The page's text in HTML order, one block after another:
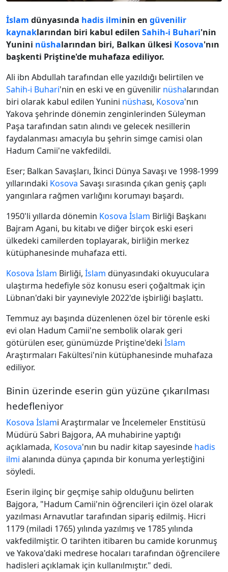
İslam dünyasında hadis ilminin en güvenilir
kaynaklarından biri kabul edilen Sahih-i Buhari'nin
Yunini nüshalarından biri, Balkan ülkesi Kosova'nın
başkenti Priştine'de muhafaza ediliyor.
Ali ibn Abdullah tarafından elle yazıldığı belirtilen ve
Sahih-i Buhari'nin en eski ve en güvenilir nüshalarından
biri olarak kabul edilen Yunini nüshası, Kosova'nın
Yakova şehrinde dönemin zenginlerinden Süleyman
Paşa tarafından satın alındı ve gelecek nesillerin
faydalanması amacıyla bu şehrin simge camisi olan
Hadum Camii'ne vakfedildi.
Eser; Balkan Savaşları, İkinci Dünya Savaşı ve 1998-1999
yıllarındaki Kosova Savaşı sırasında çıkan geniş çaplı
yangınlara rağmen varlığını korumayı başardı.
1950'li yıllarda dönemin Kosova İslam Birliği Başkanı
Bajram Agani, bu kitabı ve diğer birçok eski eseri
ülkedeki camilerden toplayarak, birliğin merkez
kütüphanesinde muhafaza etti.
Kosova İslam Birliği, İslam dünyasındaki okuyuculara
ulaştırma hedefiyle söz konusu eseri çoğaltmak için
Lübnan'daki bir yayıneviyle 2022'de işbirliği başlattı.
Temmuz ayı başında düzenlenen özel bir törenle eski
evi olan Hadum Camii'ne sembolik olarak geri
götürülen eser, günümüzde Priştine'deki İslam
Araştırmaları Fakültesi'nin kütüphanesinde muhafaza
ediliyor.
Binin üzerinde eserin gün yüzüne çıkarılması
hedefleniyor
Kosova İslami Araştırmalar ve İncelemeler Enstitüsü
Müdürü Sabri Bajgora, AA muhabirine yaptığı
açıklamada, Kosova'nın bu nadir kitap sayesinde hadis
ilmi alanında dünya çapında bir konuma yerleştiğini
söyledi.
Eserin ilginç bir geçmişe sahip olduğunu belirten
Bajgora, "Hadum Camii'nin öğrencileri için özel olarak
yazılması Arnavutlar tarafından sipariş edilmiş. Hicri
1179 (miladi 1765) yılında yazılmış ve 1785 yılında
vakfedilmiştir. O tarihten itibaren bu camide korunmuş
ve Yakova'daki medrese hocaları tarafından öğrencilere
hadisleri açıklamak için kullanılmıştır." dedi.